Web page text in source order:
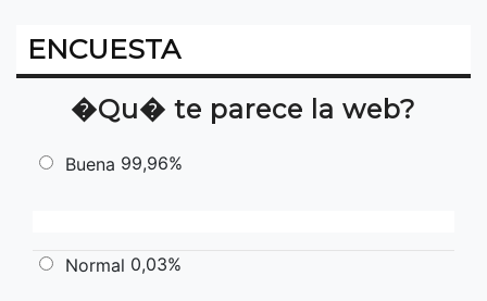
ENCUESTA
�Qu� te parece la web?
Buena 99,96%
Normal 0,03%